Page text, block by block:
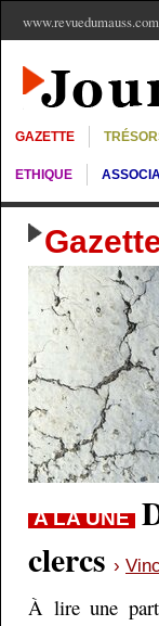
www.revuedumauss.com
GAZETTE
ETHIQUE
A LA UNE
clercs ›
À lire une